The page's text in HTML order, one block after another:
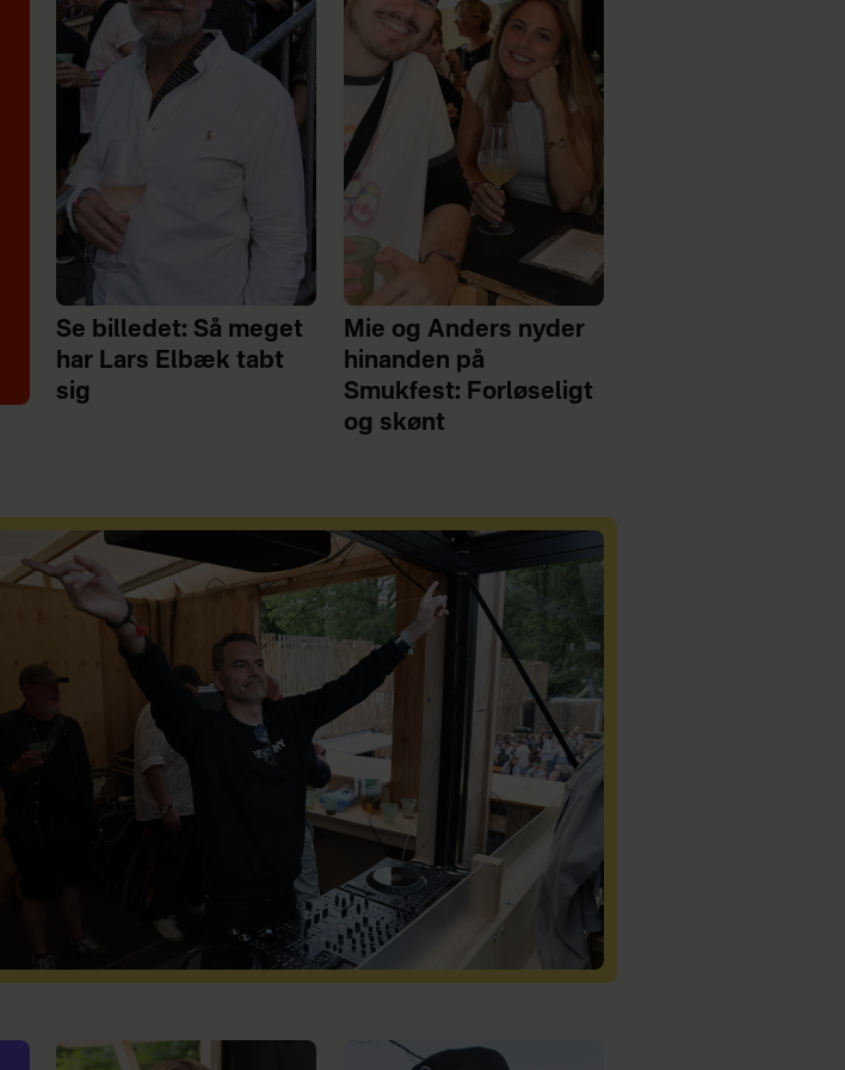
Se billedet: Så meget
har Lars Elbæk tabt
sig
Mie og Anders nyder
hinanden på
Smukfest: Forløseligt
og skønt